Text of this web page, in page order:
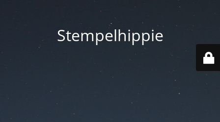
Stempelhippie